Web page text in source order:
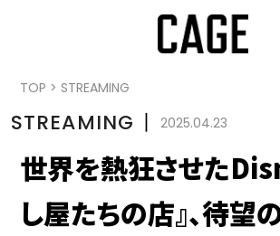
TOP > STREAMING
STREAMING 丨 2025.04.23
世界を熱狂させた
し屋たちの店』、待望